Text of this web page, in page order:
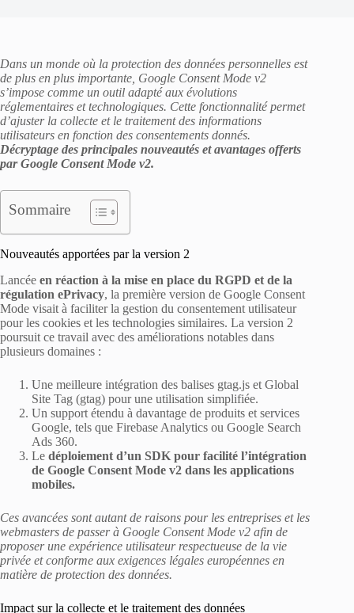
Dans un monde où la protection des données personnelles est
de plus en plus importante, Google Consent Mode v2
s’impose comme un outil adapté aux évolutions
réglementaires et technologiques. Cette fonctionnalité permet
d’ajuster la collecte et le traitement des informations
utilisateurs en fonction des consentements donnés.
Décryptage des principales nouveautés et avantages offerts
par Google Consent Mode v2.
Sommaire
Nouveautés apportées par la version 2
Lancée en réaction à la mise en place du RGPD et de la
régulation ePrivacy, la première version de Google Consent
Mode visait à faciliter la gestion du consentement utilisateur
pour les cookies et les technologies similaires. La version 2
poursuit ce travail avec des améliorations notables dans
plusieurs domaines :
Une meilleure intégration des balises gtag.js et Global
Site Tag (gtag) pour une utilisation simplifiée.
Un support étendu à davantage de produits et services
Google, tels que Firebase Analytics ou Google Search
Ads 360.
Le déploiement d’un SDK pour facilité l’intégration
de Google Consent Mode v2 dans les applications
mobiles.
Ces avancées sont autant de raisons pour les entreprises et les
webmasters de passer à Google Consent Mode v2 afin de
proposer une expérience utilisateur respectueuse de la vie
privée et conforme aux exigences légales européennes en
matière de protection des données.
Impact sur la collecte et le traitement des données